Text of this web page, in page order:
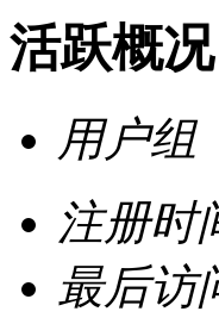
活跃概况
用户组
注册时
最后访